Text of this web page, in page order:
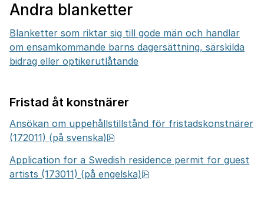
Andra blanketter
Blanketter som riktar sig till gode män och handlar
om ensamkommande barns dagersättning, särskilda
bidrag eller optikerutlåtande
Fristad åt konstnärer
Ansökan om uppehållstillstånd för fristadskonstnärer
(172011) (på svenska)
Application for a Swedish residence permit for guest
artists (173011) (på engelska)